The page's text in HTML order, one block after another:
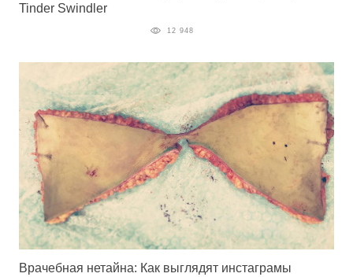
Tinder Swindler
12 948
Врачебная нетайна: Как выглядят инстаграмы